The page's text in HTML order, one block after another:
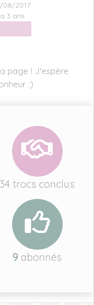
08/2017
3 ans
page ! J'espère
:)
34 trocs conclus
9 abonnés